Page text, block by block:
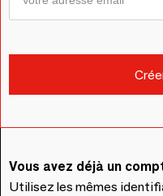
Vous avez déjà un
Utilisez les mêmes